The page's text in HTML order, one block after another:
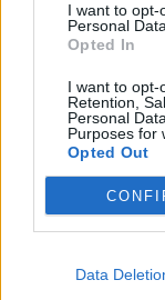
I want to opt-
Personal
Opted In
I want to opt-
Retention,
Personal
Purposes for
Opted Out
Data
Câmara de
A Câmara
colaboração com
25 Julho, 2026 - 12:00